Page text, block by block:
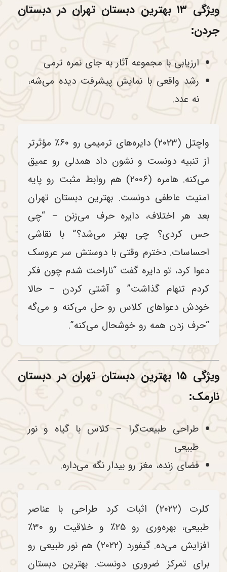
ویژگی ۱۳ بهترین دبستان تهران در دبستان
جردن:
ارزیابی با مجموعه آثار به جای نمره ترمی
رشد واقعی با نمایش پیشرفت دیده می‌شه،
نه عدد.
واچتل (۲۰۲۳) دایره‌های ترمیمی رو ۶۰٪ مؤثرتر
از تنبیه دونست و نشون داد همدلی رو عمیق
می‌کنه. هامره (۲۰۰۶) هم روابط مثبت رو پایه
امنیت عاطفی دونست. بهترین دبستان تهران
بعد هر اختلاف، دایره حرف می‌زنن – “چی
حس کردی؟ چی بهتر می‌شد؟” با نقاشی
احساسات. دخترم وقتی با دوستش سر عروسک
دعوا کرد، تو دایره گفت “ناراحت شدم چون فکر
کردم تنهام گذاشت” و آشتی کردن – حالا
خودش دعواهای کلاس رو حل می‌کنه و می‌گه
“حرف زدن همه رو خوشحال می‌کنه”.
ویژگی ۱۵ بهترین دبستان تهران در دبستان
نارمک:
طراحی طبیعت‌گرا – کلاس با گیاه و نور
طبیعی
فضای زنده، مغز رو بیدار نگه می‌داره.
کلرت (۲۰۲۲) اثبات کرد طراحی با عناصر
طبیعی، بهره‌وری رو ۲۵٪ و خلاقیت رو ۳۰٪
افزایش می‌ده. گیفورد (۲۰۲۲) هم نور طبیعی رو
برای تمرکز ضروری دونست. بهترین دبستان